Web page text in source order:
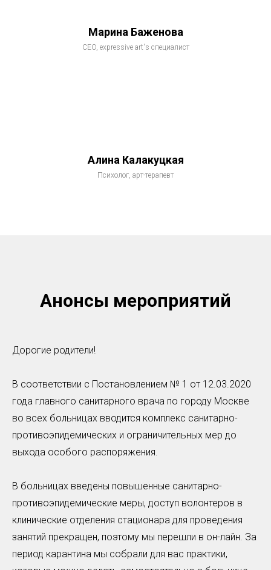
Марина Баженова
CEO, expressive art's специалист
Алина Калакуцкая
Психолог, арт-терапевт
Анонсы мероприятий
Дорогие родители!
В соответствии с Постановлением № 1 от 12.03.2020
года главного санитарного врача по городу Москве
во всех больницах вводится комплекс санитарно-
противоэпидемических и ограничительных мер до
выхода особого распоряжения.
В больницах введены повышенные санитарно-
противоэпидемические меры, доступ волонтеров в
клинические отделения стационара для проведения
занятий прекращен, поэтому мы перешли в он-лайн. За
период карантина мы собрали для вас практики,